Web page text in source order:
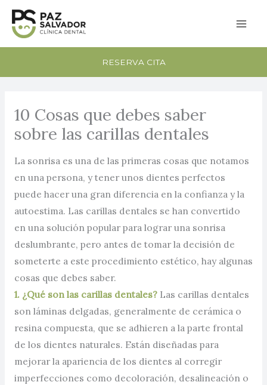
contenido
RESERVA CITA
10 Cosas que debes saber
sobre las carillas dentales
La sonrisa es una de las primeras cosas que notamos
en una persona, y tener unos dientes perfectos
puede hacer una gran diferencia en la confianza y la
autoestima. Las carillas dentales se han convertido
en una solución popular para lograr una sonrisa
deslumbrante, pero antes de tomar la decisión de
someterte a este procedimiento estético, hay algunas
cosas que debes saber.
1. ¿Qué son las carillas dentales?Las carillas dentales
son láminas delgadas, generalmente de cerámica o
resina compuesta, que se adhieren a la parte frontal
de los dientes naturales. Están diseñadas para
mejorar la apariencia de los dientes al corregir
imperfecciones como decoloración, desalineación o